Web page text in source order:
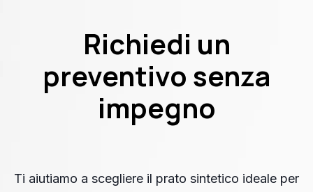
Richiedi un
preventivo senza
impegno
Ti aiutiamo a scegliere il prato sintetico ideale per